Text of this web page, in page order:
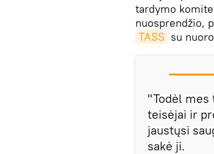
tardymo
nuosprendžio,
TASS su
"Todėl mes
teisėjai ir
jaustųsi
sakė ji.